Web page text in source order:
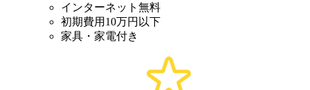
インターネット無料
初期費用10万円以下
家具・家電付き